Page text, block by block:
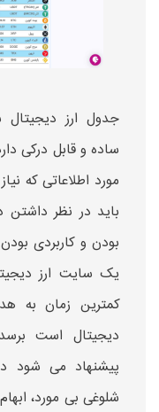
جدول ارز
ساده و قابل درکی
مورد اطلاعاتی که
باید در نظر داشتن
بودن و کاربردی
یک سایت ارز
کمترین زمان به
دیجیتال است
پیشنهاد می شود
شلوغی بی مورد،